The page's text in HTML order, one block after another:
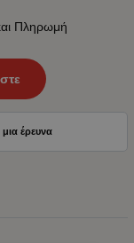
Πληρωμή
έρευνα